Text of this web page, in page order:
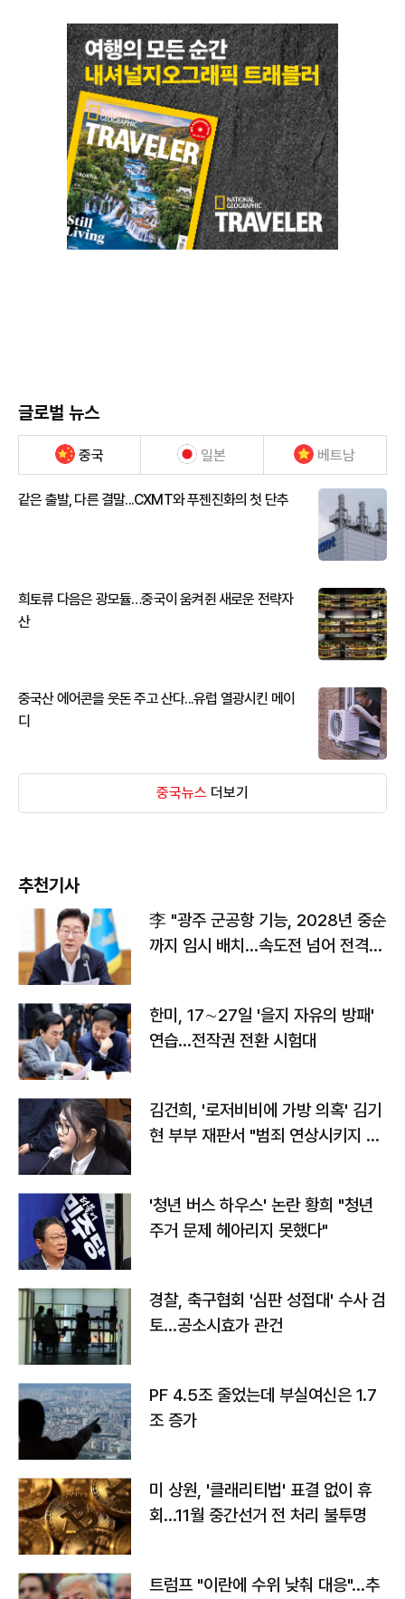
글로벌 뉴스
중국 일본 베트남
같은 출발, 다른 결말...CXMT와 푸젠진화의 첫 단추
희토류 다음은 광모듈…중국이 움켜쥔 새로운 전략자
산
중국산 에어콘을 웃돈 주고 산다...유럽 열광시킨 메이
디
중국뉴스 더보기
추천기사
李 "광주 군공항 기능, 2028년 중순
까지 임시 배치…속도전 넘어 전격
한미, 17∼27일 '을지 자유의 방패'
연습…전작권 전환 시험대
김건희, '로저비비에 가방 의혹' 김기
현 부부 재판서 "범죄 연상시키지 말
'청년 버스 하우스' 논란 황희 "청년
주거 문제 헤아리지 못했다"
경찰, 축구협회 '심판 성접대' 수사 검
토…공소시효가 관건
PF 4.5조 줄었는데 부실여신은 1.7
조 증가
미 상원, '클래리티법' 표결 없이 휴
회…11월 중간선거 전 처리 불투명
트럼프 "이란에 수위 낮춰 대응"…추